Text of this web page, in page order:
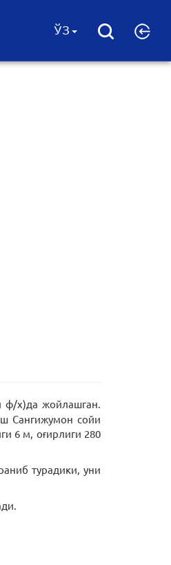
ЎЗ
ф/х)да жойлашган.
Сангижумон сойи
6 м, оғирлиги 280
турадики, уни